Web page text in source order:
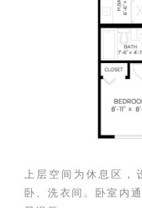
上层空间为休息区
卧、洗衣间。卧室内